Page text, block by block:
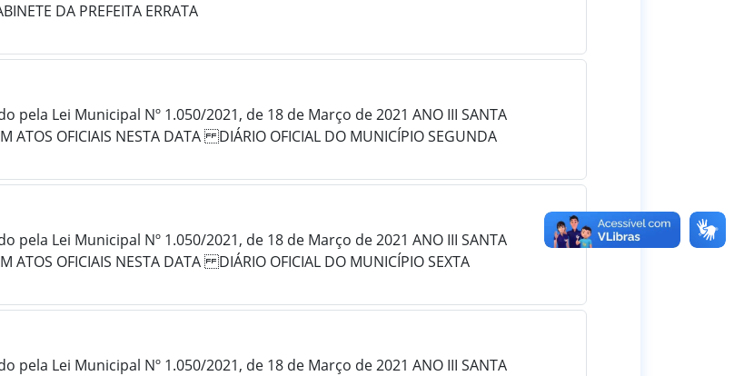
DA PREFEITA ERRATA
pela Lei Municipal Nº 1.050/2021, de 18 de Março de 2021 ANO III SANTA
ATOS OFICIAIS NESTA DATA DIÁRIO OFICIAL DO MUNICÍPIO SEGUNDA
pela Lei Municipal Nº 1.050/2021, de 18 de Março de 2021 ANO III SANTA
ATOS OFICIAIS NESTA DATA DIÁRIO OFICIAL DO MUNICÍPIO SEXTA
pela Lei Municipal Nº 1.050/2021, de 18 de Março de 2021 ANO III SANTA